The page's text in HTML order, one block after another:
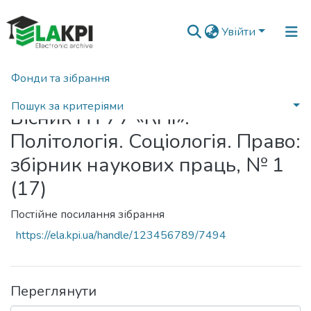
Увійти
Фонди та зібрання
Пошук за критеріями
Головна
Вісник НТУУ «КПІ».
Політологія. Соціологія. Право:
збірник наукових праць, № 1
(17)
Постійне посилання зібрання
https://ela.kpi.ua/handle/123456789/7494
Переглянути